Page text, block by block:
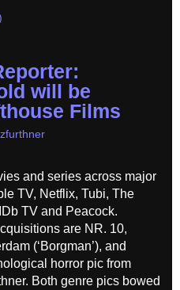
will be
Films
and series across major
TV, Netflix, Tubi, The
TV and Peacock.
are NR. 10,
(‘Borgman’), and
horror pic from
Both genre pics bowed